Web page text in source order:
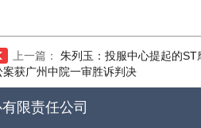
上一篇：
朱列玉：投服中心提起的ST
案获广州中院一审胜诉判决
限责任公司